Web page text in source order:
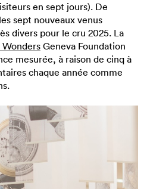
en sept jours). De
sept nouveaux venus
divers pour le cru 2025. La
Geneva Foundation
mesurée, à raison de cinq à
chaque année comme